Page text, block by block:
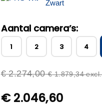
Aantal camera’s:
1 2 3 4
€2.274,00 €1.879,34
€2.046,60